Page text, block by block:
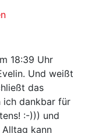
18:39 Uhr
Und weißt
das
ich dankbar für
:-))) und
kann